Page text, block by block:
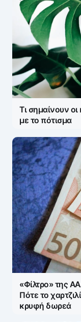
Τι σημαίνουν
με το πότισμα
«Φίλτρο» της
Πότε το
κρυφή δωρεά